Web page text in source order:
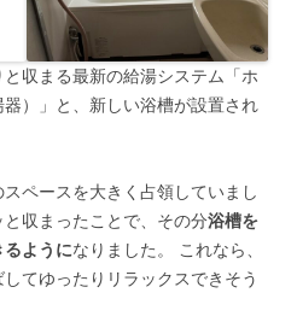
収まる最新の給湯システム「ホ
）」と、新しい浴槽が設置され
ペースを大きく占領していまし
収まったことで、その分浴槽を
るようになりました。 これなら、
てゆったりリラックスできそう